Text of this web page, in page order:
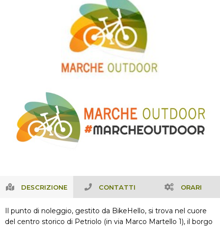
DESCRIZIONE CONTATTI ORARI
Il punto di noleggio, gestito da BikeHello, si trova nel cuore
del centro storico di Petriolo (in via Marco Martello 1), il borgo